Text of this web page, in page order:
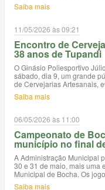
Saiba mais
11/05/2026 às 09:21
Encontro de
38 anos de Tupandi
O Ginásio Poliesportivo
sábado, dia 9, um grande
de Cervejarias Artesanais,
Saiba mais
06/05/2026 às 11:00
Campeonato de
município no final
A Administração Municipal
30 e 31 de maio, mais uma
Municipal de Bocha. Os
Saiba mais